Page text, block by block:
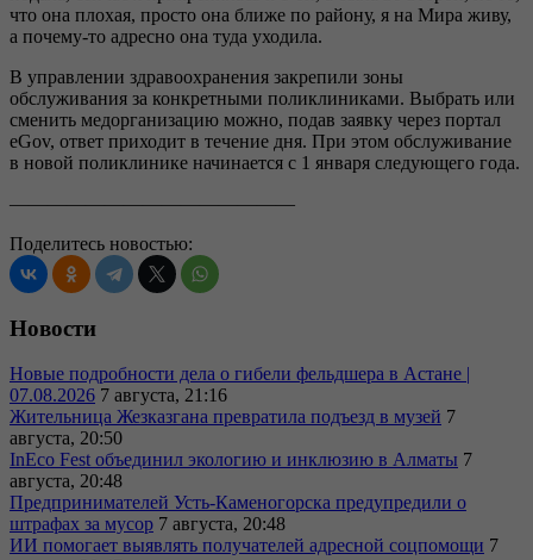
что она плохая, просто она ближе по району, я на Мира живу,
а почему-то адресно она туда уходила.
В управлении здравоохранения закрепили зоны
обслуживания за конкретными поликлиниками. Выбрать или
сменить медорганизацию можно, подав заявку через портал
eGov, ответ приходит в течение дня. При этом обслуживание
в новой поликлинике начинается с 1 января следующего года.
———————————————
Поделитесь новостью:
Новости
Новые подробности дела о гибели фельдшера в Астане |
07.08.2026 7 августа, 21:16
Жительница Жезказгана превратила подъезд в музей 7
августа, 20:50
InEco Fest объединил экологию и инклюзию в Алматы 7
августа, 20:48
Предпринимателей Усть-Каменогорска предупредили о
штрафах за мусор 7 августа, 20:48
ИИ помогает выявлять получателей адресной соцпомощи 7